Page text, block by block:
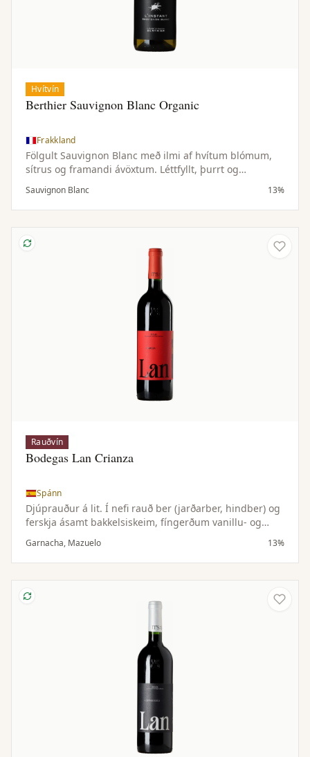
Hvítvín
Berthier Sauvignon Blanc Organic
Frakkland
Fölgult Sauvignon Blanc með ilmi af hvítum blómum,
sítrus og framandi ávöxtum. Léttfyllt, þurrt og
hressandi.
Sauvignon Blanc 13%
Rauðvín
Bodegas Lan Crianza
Spánn
Djúprauður á lit. Í nefi rauð ber (jarðarber, hindber) og
ferskja ásamt bakkelsiskeim, fíngerðum vanillu- og
karamellutónum og vott af kanil. Vel jafnvægt í munni
með löngu og fullnægjandi eftirbragði.
Garnacha, Mazuelo 13%